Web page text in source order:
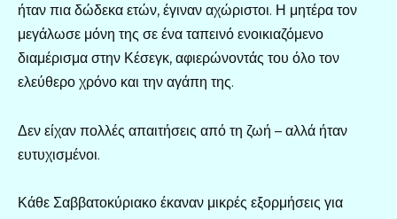
ήταν πια δώδεκα ετών, έγιναν αχώριστοι. Η μητέρα τον
μεγάλωσε μόνη της σε ένα ταπεινό ενοικιαζόμενο
διαμέρισμα στην Κέσεγκ, αφιερώνοντάς του όλο τον
ελεύθερο χρόνο και την αγάπη της.
Δεν είχαν πολλές απαιτήσεις από τη ζωή – αλλά ήταν
ευτυχισμένοι.
Κάθε Σαββατοκύριακο έκαναν μικρές εξορμήσεις για